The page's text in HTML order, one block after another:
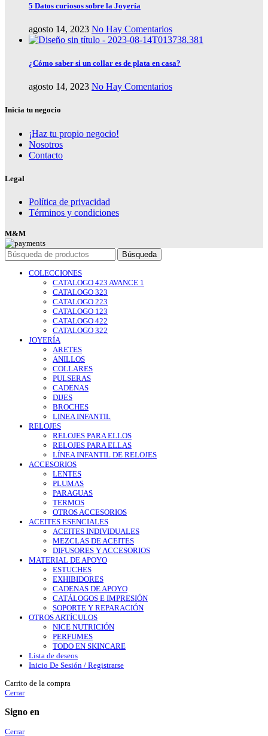
5 Datos curiosos sobre la Joyería
agosto 14, 2023 No Hay Comentarios
¿Cómo saber si un collar es de plata en casa?
agosto 14, 2023 No Hay Comentarios
Inicia tu negocio
¡Haz tu propio negocio!
Nosotros
Contacto
Legal
Política de privacidad
Términos y condiciones
M&M
Búsqueda
COLECCIONES
CATALOGO 423 AVANCE 1
CATALOGO 323
CATALOGO 223
CATALOGO 123
CATALOGO 422
CATALOGO 322
JOYERÍA
ARETES
ANILLOS
COLLARES
PULSERAS
CADENAS
DIJES
BROCHES
LINEA INFANTIL
RELOJES
RELOJES PARA ELLOS
RELOJES PARA ELLAS
LÍNEA INFANTIL DE RELOJES
ACCESORIOS
LENTES
PLUMAS
PARAGUAS
TERMOS
OTROS ACCESORIOS
ACEITES ESENCIALES
ACEITES INDIVIDUALES
MEZCLAS DE ACEITES
DIFUSORES Y ACCESORIOS
MATERIAL DE APOYO
ESTUCHES
EXHIBIDORES
CADENAS DE APOYO
CATÁLOGOS E IMPRESIÓN
SOPORTE Y REPARACIÓN
OTROS ARTÍCULOS
NICE NUTRICIÓN
PERFUMES
TODO EN SKINCARE
Lista de deseos
Inicio De Sesión / Registrarse
Carrito de la compra
Cerrar
Signo en
Cerrar